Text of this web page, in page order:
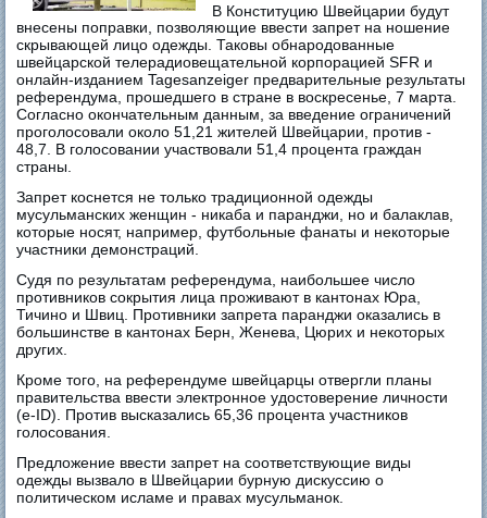
В Конституцию Швейцарии будут
внесены поправки, позволяющие ввести запрет на ношение
скрывающей лицо одежды. Таковы обнародованные
швейцарской телерадиовещательной корпорацией SFR и
онлайн-изданием Tagesanzeiger предварительные результаты
референдума, прошедшего в стране в воскресенье, 7 марта.
Согласно окончательным данным, за введение ограничений
проголосовали около 51,21 жителей Швейцарии, против -
48,7. В голосовании участвовали 51,4 процента граждан
страны.
Запрет коснется не только традиционной одежды
мусульманских женщин - никаба и паранджи, но и балаклав,
которые носят, например, футбольные фанаты и некоторые
участники демонстраций.
Судя по результатам референдума, наибольшее число
противников сокрытия лица проживают в кантонах Юра,
Тичино и Швиц. Противники запрета паранджи оказались в
большинстве в кантонах Берн, Женева, Цюрих и некоторых
других.
Кроме того, на референдуме швейцарцы отвергли планы
правительства ввести электронное удостоверение личности
(e-ID). Против высказались 65,36 процента участников
голосования.
Предложение ввести запрет на соответствующие виды
одежды вызвало в Швейцарии бурную дискуссию о
политическом исламе и правах мусульманок.